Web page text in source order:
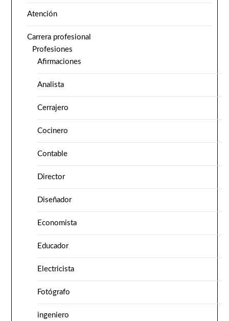
Atención
Carrera profesional
Profesiones
Afirmaciones
Analista
Cerrajero
Cocinero
Contable
Director
Diseñador
Economista
Educador
Electricista
Fotógrafo
ingeniero